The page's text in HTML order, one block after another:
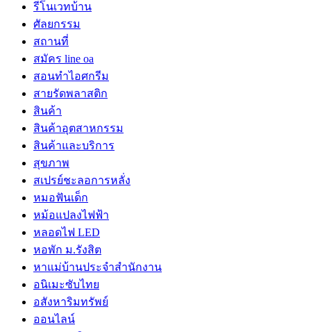
รีโนเวทบ้าน
ศัลยกรรม
สถานที่
สมัคร line oa
สอนทำไอศกรีม
สายรัดพลาสติก
สินค้า
สินค้าอุตสาหกรรม
สินค้าและบริการ
สุขภาพ
สเปรย์ชะลอการหลั่ง
หมอฟันเด็ก
หม้อแปลงไฟฟ้า
หลอดไฟ LED
หอพัก ม.รังสิต
หาแม่บ้านประจำสำนักงาน
อนิเมะซับไทย
อสังหาริมทรัพย์
ออนไลน์